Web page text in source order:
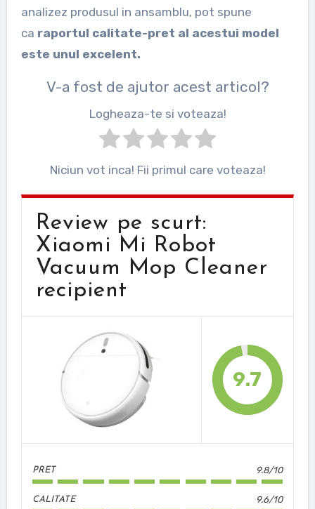
analizez produsul in ansamblu, pot spune
ca raportul calitate-pret al acestui model
este unul excelent.
V-a fost de ajutor acest articol?
Logheaza-te si voteaza!
Niciun vot inca! Fii primul care voteaza!
Review pe scurt:
Xiaomi Mi Robot
Vacuum Mop Cleaner
recipient
9.7
PRET 9.8/10
CALITATE 9.6/10